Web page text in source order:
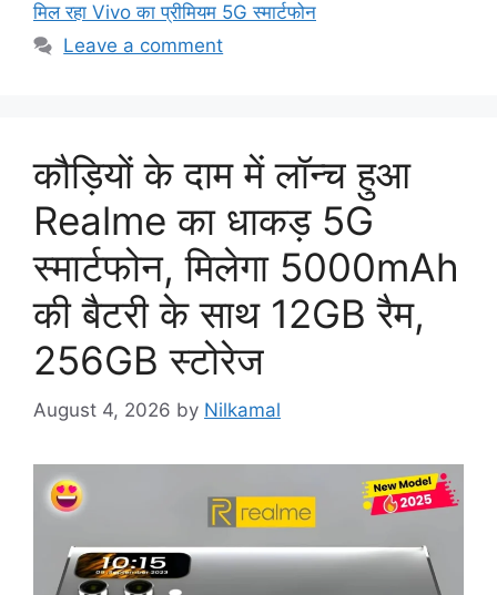
मिल रहा Vivo का प्रीमियम 5G स्मार्टफोन
Leave a comment
कौड़ियों के दाम में लॉन्च हुआ
Realme का धाकड़ 5G
स्मार्टफोन, मिलेगा 5000mAh
की बैटरी के साथ 12GB रैम,
256GB स्टोरेज
August 4, 2026 by Nilkamal